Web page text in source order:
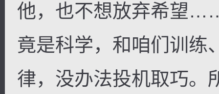
他，也不想放弃希望
竟是科学，和咱们训练
律，没办法投机取巧